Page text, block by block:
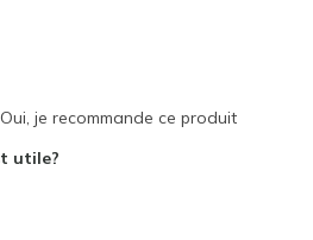
je recommande ce produit
utile?